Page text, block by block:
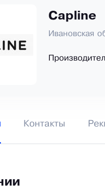
Capline
Ивановская
Контакты